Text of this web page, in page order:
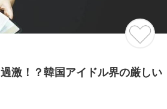
激！？韓国アイドル界の厳しい